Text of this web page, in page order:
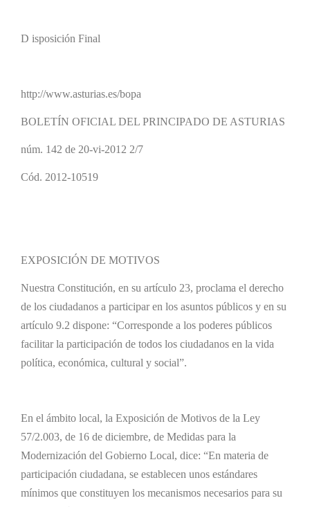
D isposición Final
http://www.asturias.es/bopa
BOLETÍN OFICIAL DEL PRINCIPADO DE ASTURIAS
núm. 142 de 20-vi-2012 2/7
Cód. 2012-10519
EXPOSICIÓN DE MOTIVOS
Nuestra Constitución, en su artículo 23, proclama el derecho
de los ciudadanos a participar en los asuntos públicos y en su
artículo 9.2 dispone: “Corresponde a los poderes públicos
facilitar la participación de todos los ciudadanos en la vida
política, económica, cultural y social”.
En el ámbito local, la Exposición de Motivos de la Ley
57/2.003, de 16 de diciembre, de Medidas para la
Modernización del Gobierno Local, dice: “En materia de
participación ciudadana, se establecen unos estándares
mínimos que constituyen los mecanismos necesarios para su